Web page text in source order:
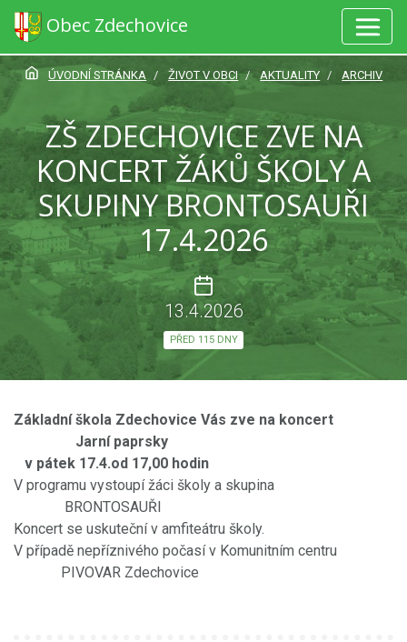
Obec Zdechovice
ÚVODNÍ STRÁNKA ŽIVOT V OBCI AKTUALITY ARCHIV
ZŠ ZDECHOVICE ZVE NA
KONCERT ŽÁKŮ ŠKOLY A
SKUPINY BRONTOSAUŘI
17.4.2026
13.4.2026
PŘED 115 DNY
Základní škola Zdechovice Vás zve na koncert
Jarní paprsky
v pátek 17.4.od 17,00 hodin
V programu vystoupí žáci školy a skupina
BRONTOSAUŘI
Koncert se uskuteční v amfiteátru školy.
V případě nepříznivého počasí v Komunitním centru
PIVOVAR Zdechovice